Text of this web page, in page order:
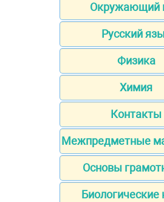
Окружающий
Русский
Физика
Химия
Контакты
Межпредметные
Основы
Биологические